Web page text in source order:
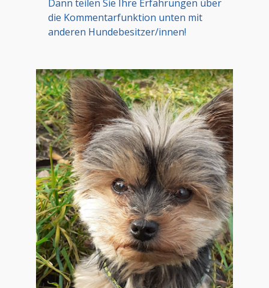
Dann teilen Sie Ihre Erfahrungen über
die Kommentarfunktion unten mit
anderen Hundebesitzer/innen!